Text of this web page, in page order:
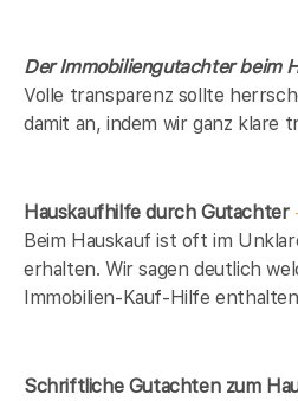
Der Immobiliengutachter beim
Volle transparenz sollte
damit an, indem wir ganz klare
Hauskaufhilfe durch Gutachter
Beim Hauskauf ist oft im
erhalten. Wir sagen deutlich
Immobilien-Kauf-Hilfe
Schriftliche Gutachten zum